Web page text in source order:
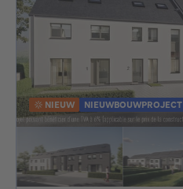
NIEUW NIEUWBOUWPROJECT